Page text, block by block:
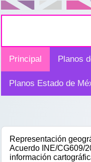
Principal Planos
Planos Estado de
Representación
Acuerdo INE/CG609/
información